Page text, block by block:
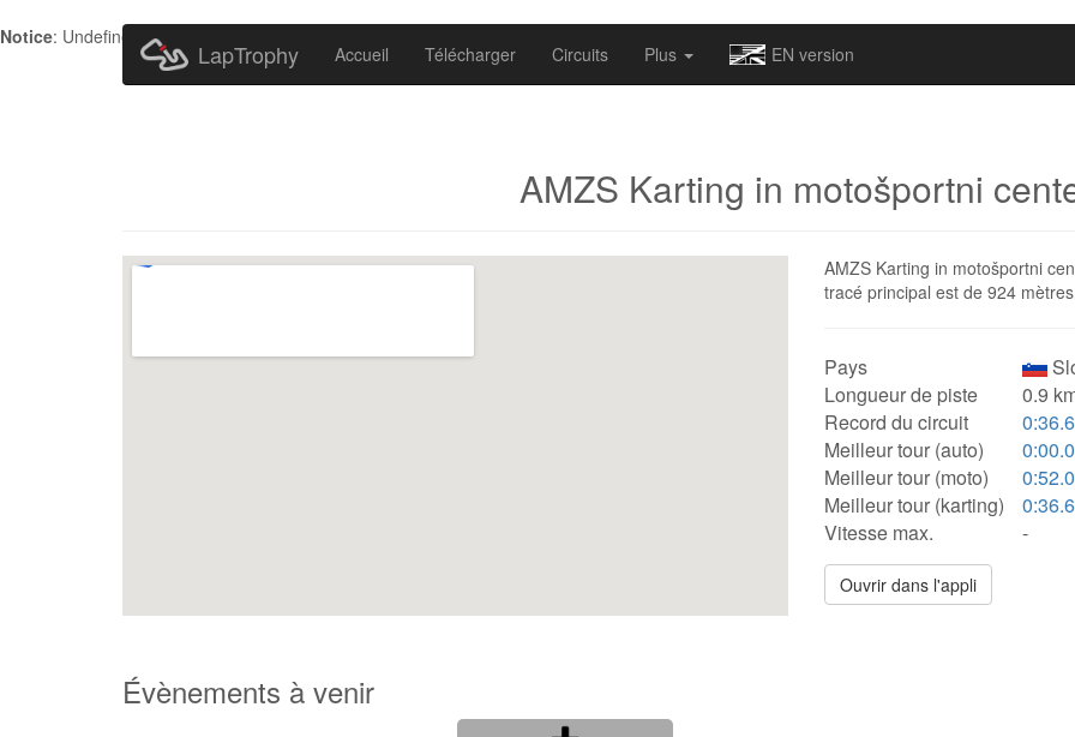
Notice: Undefined index: HTTP_ACCEPT_LANGUAGE in
LapTrophy Accueil Télécharger Circuits Plus EN version
AMZS Karting in motošportni
AMZS Karting in motošportni
tracé principal est de 924
Pays
Longueur de piste
0.9
Record du circuit
Meilleur tour (auto)
Meilleur tour (moto)
Meilleur tour (karting)
Vitesse max.
-
Ouvrir dans l'appli
Évènements à venir